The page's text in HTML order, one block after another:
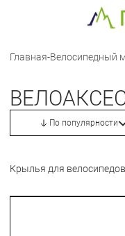
Главная-Велосипедный
По популярности
Крылья для велосипедов